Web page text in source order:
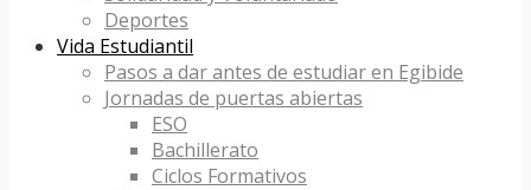
Deportes
Vida Estudiantil
Pasos a dar antes de estudiar en Egibide
Jornadas de puertas abiertas
ESO
Bachillerato
Ciclos Formativos